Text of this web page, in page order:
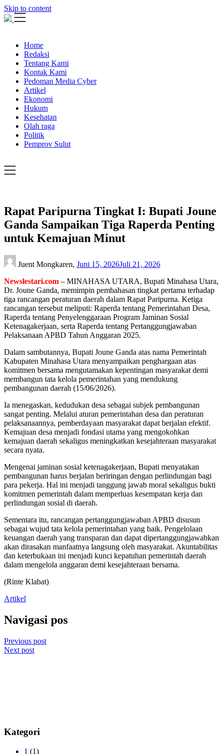
Skip to content
Home
Redaksi
Tentang Kami
Kontak Kami
Pedoman Media Cyber
Artikel
Ekonomi
Hukum
Kesehatan
Olah raga
Politik
Pemprov Sulut
Rapat Paripurna Tingkat I: Bupati Joune
Ganda Sampaikan Tiga Raperda Penting
untuk Kemajuan Minut
Juent Mongkaren, Juni 15, 2026Juli 21, 2026
Newslestari.com – MINAHASA UTARA, Bupati Minahasa Utara,
Dr. Joune Ganda, memimpin pembahasan tingkat pertama terhadap
tiga rancangan peraturan daerah dalam Rapat Paripurna. Ketiga
rancangan tersebut meliputi: Raperda tentang Pemerintahan Desa,
Raperda tentang Penyelenggaraan Program Jaminan Sosial
Ketenagakerjaan, serta Raperda tentang Pertanggungjawaban
Pelaksanaan APBD Tahun Anggaran 2025.
Dalam sambutannya, Bupati Joune Ganda atas nama Pemerintah
Kabupaten Minahasa Utara menyampaikan penghargaan atas
komitmen bersama mengutamakan kepentingan masyarakat demi
membangun tata kelola pemerintahan yang mendukung
pembangunan daerah (15/06/2026).
Ia menegaskan, kedudukan desa sebagai subjek pembangunan
sangat penting. Melalui aturan pemerintahan desa dan peraturan
pelaksanaannya, pemberdayaan masyarakat dapat berjalan efektif.
Kemajuan desa menjadi fondasi utama yang mengokohkan
kemajuan daerah sekaligus meningkatkan kesejahteraan masyarakat
secara nyata.
Mengenai jaminan sosial ketenagakerjaan, Bupati menyatakan
pembangunan harus berjalan beriringan dengan perlindungan bagi
para pekerja. Hal ini menjadi tanggung jawab moral sekaligus bukti
komitmen pemerintah dalam memperluas kesempatan kerja dan
perlindungan sosial di daerah.
Sementara itu, rancangan pertanggungjawaban APBD disusun
sebagai wujud tata kelola pemerintahan yang baik. Pengelolaan
keuangan daerah yang transparan dan dapat dipertanggungjawabkan
akan dirasakan manfaatnya langsung oleh masyarakat. Akuntabilitas
dan keterbukaan ini menjadi kunci kepatuhan pemerintah daerah
dalam mengelola anggaran demi kesejahteraan bersama.
(Rinte Klabat)
Artikel
Navigasi pos
Previous post
Next post
Kategori
1 (1)